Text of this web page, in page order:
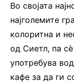
Во својата
најголемите
колоритна и
од Сиетл, па
употребува
кафе за да ги